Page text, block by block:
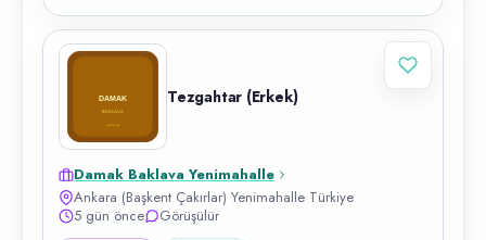
Tezgahtar (Erkek)
Damak Baklava Yenimahalle
Ankara (Başkent Çakırlar) Yenimahalle Türkiye
5 gün önce
Görüşülür